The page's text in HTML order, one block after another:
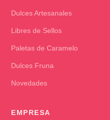
Dulces Artesanales
Libres de Sellos
Paletas de Caramelo
Dulces Fruna
Novedades
EMPRESA